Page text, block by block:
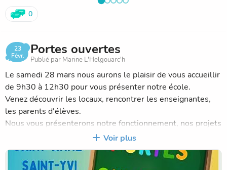
0
23
Févr.
Portes ouvertes
Publié par Marine L'Helgouarc'h
Le samedi 28 mars nous aurons le plaisir de vous accueillir
de 9h30 à 12h30 pour vous présenter notre école.
Venez découvrir les locaux, rencontrer les enseignantes,
les parents d'élèves.
Nous vous présenterons notre fonctionnement, nos projets
pédagogiques, nos différentes activités...
Voir plus